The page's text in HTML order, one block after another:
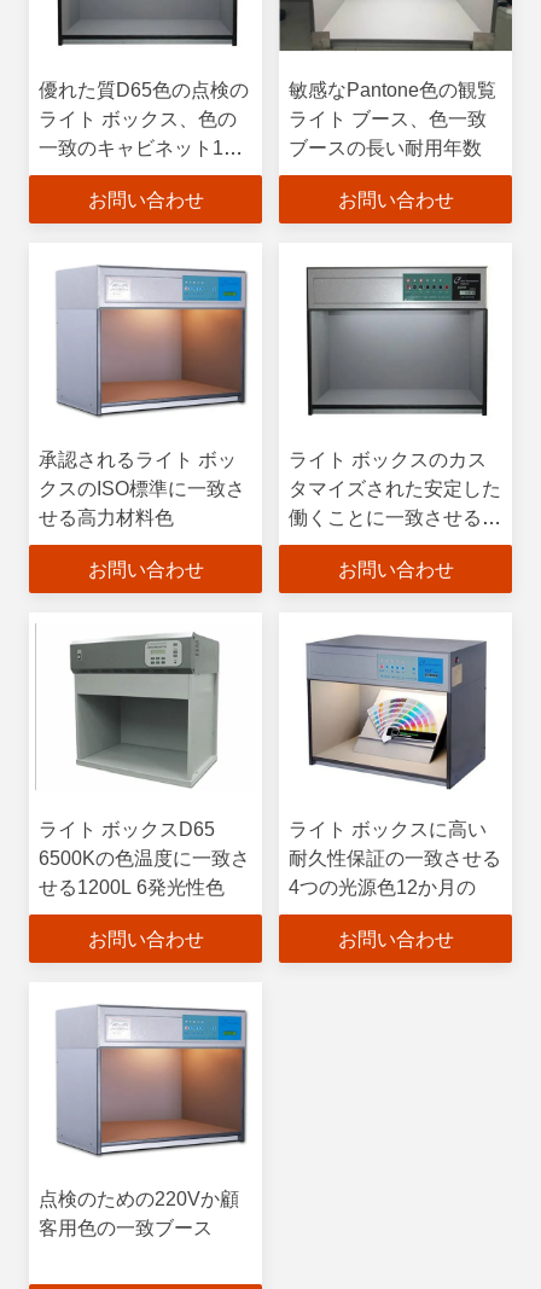
優れた質D65色の点検の
ライト ボックス、色の
一致のキャビネット18 -
40W力
お問い合わせ
敏感なPantone色の観覧
ライト ブース、色一致
ブースの長い耐用年数
お問い合わせ
承認されるライト ボッ
クスのISO標準に一致さ
せる高力材料色
お問い合わせ
ライト ボックスのカス
タマイズされた安定した
働くことに一致させる多
光源色
お問い合わせ
ライト ボックスD65
6500Kの色温度に一致さ
せる1200L 6発光性色
お問い合わせ
ライト ボックスに高い
耐久性保証の一致させる
4つの光源色12か月の
お問い合わせ
点検のための220Vか顧
客用色の一致ブース